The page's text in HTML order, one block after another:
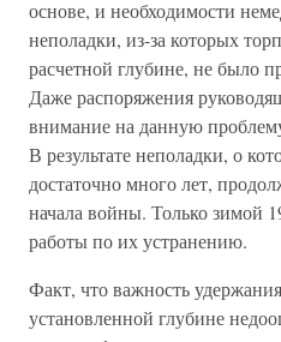
основе, и необходимости
неполадки, из-за которых
расчетной глубине, не было
Даже распоряжения
внимание на данную
В результате неполадки, о
достаточно много лет,
начала войны. Только зимой
работы по их устранению.
Факт, что важность
установленной глубине